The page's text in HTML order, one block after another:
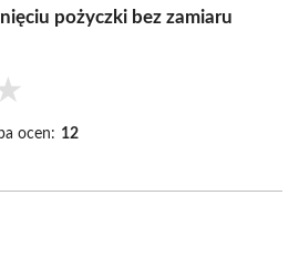
pożyczki bez zamiaru
ocen: 12